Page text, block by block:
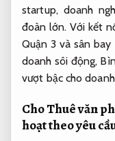
startup, doanh
đoàn lớn. Với kết
Quận 3 và sân
doanh sôi động,
vượt bậc cho
Cho Thuê văn
hoạt theo yêu